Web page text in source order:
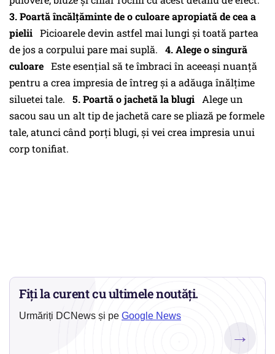
3. Poartă încălţăminte de o culoare apropiată de cea a
pielii Picioarele devin astfel mai lungi şi toată partea
de jos a corpului pare mai suplă. 4. Alege o singură
culoare Este esenţial să te îmbraci în aceeaşi nuanţă
pentru a crea impresia de întreg şi a adăuga înălţime
siluetei tale. 5. Poartă o jachetă la blugi Alege un
sacou sau un alt tip de jachetă care se pliază pe formele
tale, atunci când porţi blugi, şi vei crea impresia unui
corp tonifiat.
Fiți la curent cu ultimele noutăți.
Urmăriți DCNews și pe Google News
→